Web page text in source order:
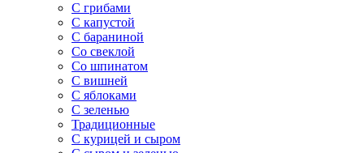
С грибами
С капустой
C бараниной
Со свеклой
Со шпинатом
С вишней
С яблоками
С зеленью
Традиционные
С курицей и сыром